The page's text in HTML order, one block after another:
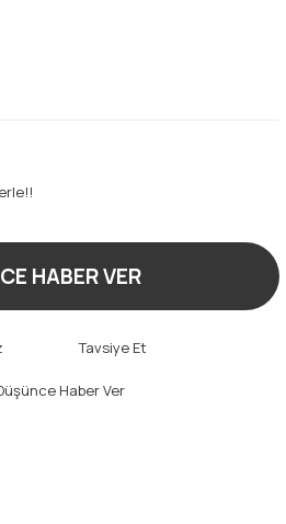
HABER VER
Tavsiye Et
Haber Ver